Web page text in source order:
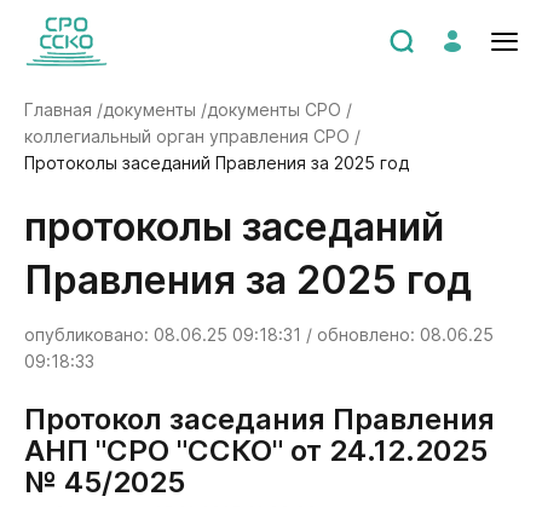
Главная /документы /документы СРО /
коллегиальный орган управления СРО /
Протоколы заседаний Правления за 2025 год
Протоколы заседаний
Правления за 2025 год
опубликовано: 08.06.25 09:18:31 / обновлено: 08.06.25
09:18:33
Протокол заседания Правления
АНП "СРО "ССКО" от 24.12.2025
№ 45/2025